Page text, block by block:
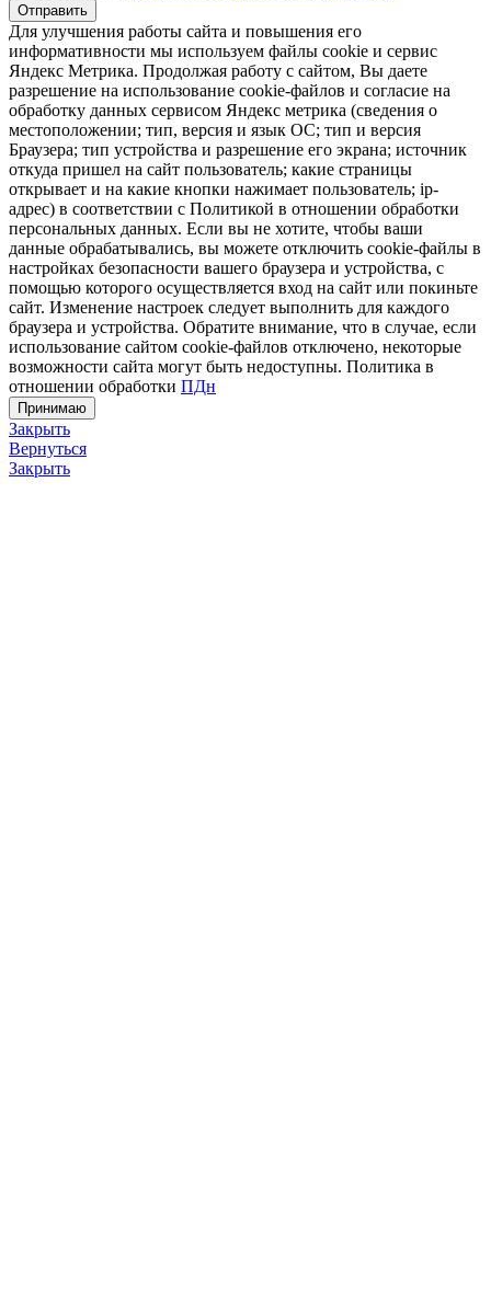
Отправить
Для улучшения работы сайта и повышения его
информативности мы используем файлы cookie и сервис
Яндекс Метрика. Продолжая работу с сайтом, Вы даете
разрешение на использование cookie-файлов и согласие на
обработку данных сервисом Яндекс метрика (сведения о
местоположении; тип, версия и язык ОС; тип и версия
Браузера; тип устройства и разрешение его экрана; источник
откуда пришел на сайт пользователь; какие страницы
открывает и на какие кнопки нажимает пользователь; ip-
адрес) в соответствии с Политикой в отношении обработки
персональных данных. Если вы не хотите, чтобы ваши
данные обрабатывались, вы можете отключить cookie-файлы в
настройках безопасности вашего браузера и устройства, с
помощью которого осуществляется вход на сайт или покиньте
сайт. Изменение настроек следует выполнить для каждого
браузера и устройства. Обратите внимание, что в случае, если
использование сайтом cookie-файлов отключено, некоторые
возможности сайта могут быть недоступны. Политика в
отношении обработки ПДн
Принимаю
Закрыть
Вернуться
Закрыть